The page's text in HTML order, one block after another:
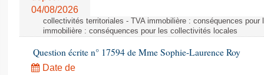
04/08/2026
collectivités territoriales - TVA immobilière : conséquences
immobilière : conséquences pour les collectivités locales
Question écrite n° 17594 de Mme Sophie-Laurence Roy
Date de